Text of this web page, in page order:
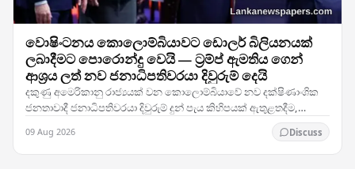
වොෂිංටනය කොලොම්බියාවට ඩොලර් බිලියනයක්
ලබාදීමට පොරොන්දු වෙයි — ට්‍රම්ප් ඇමතිය ගෙන්
ආශ්‍රය ලත් නව ජනාධිපතිවරයා දිවුරුම් දෙයි
දකුණු අමෙරිකානු රාජ්‍යයක් වන කොලොම්බියාවේ නව දක්ෂිණාංශික
ජනතාවාදී ජනාධිපතිවරයා දිවුරුම් දුන් පැය කිහිපයක් ඇතුළතදීම,
එක්සත් ජනපදය ඒ රටට ඇමෙරිකානු ඩොලර් බිලියනයක…
09 Aug 2026 Discuss